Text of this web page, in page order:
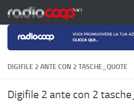
Salta al contenuto
DIGIFILE 2 ANTE CON 2 TASCHE_QUOTE
Digifile 2 ante con 2